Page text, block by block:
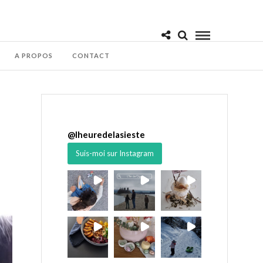
A PROPOS CONTACT
@lheuredelasieste
Suis-moi sur Instagram